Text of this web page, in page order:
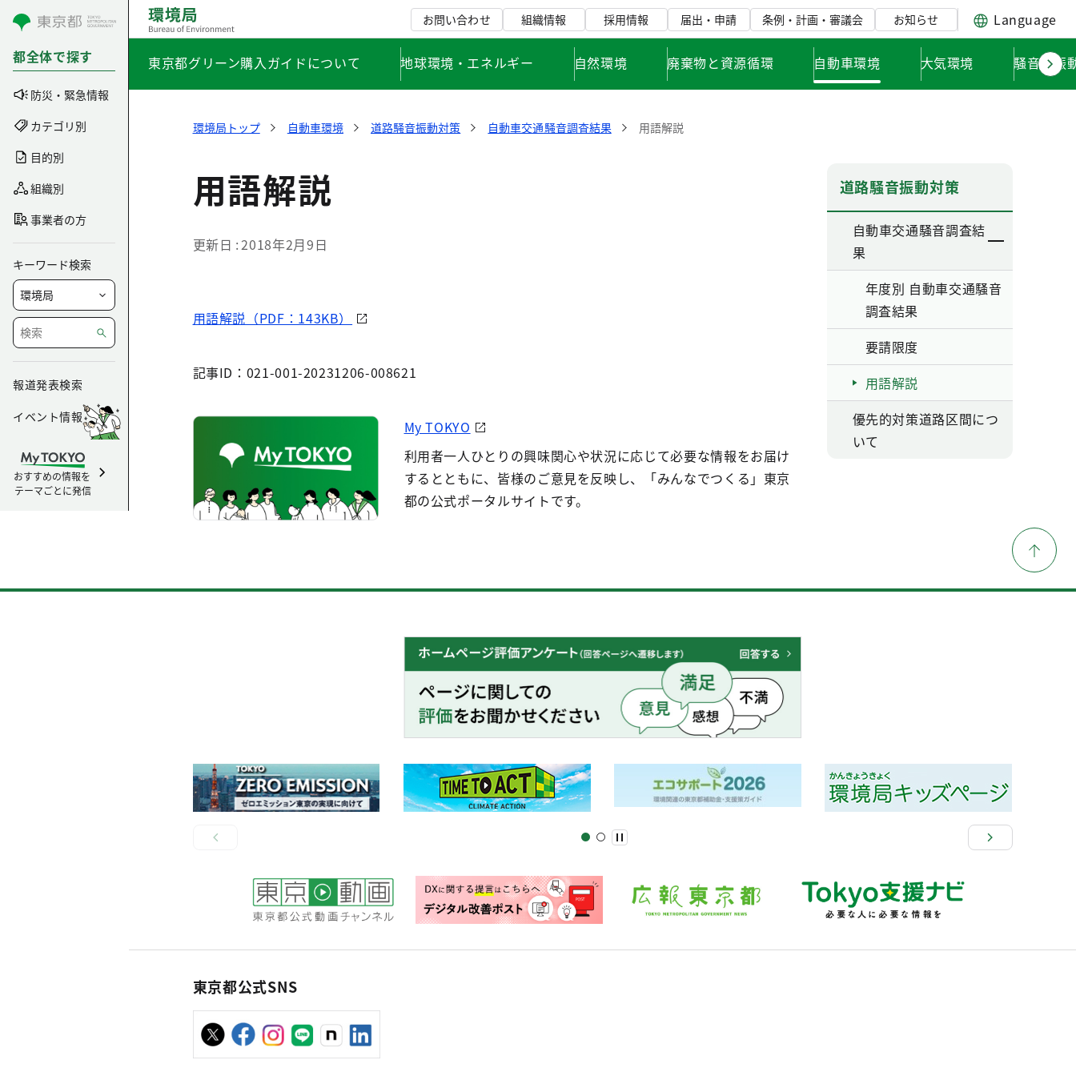
コンテンツにスキップ
都全体で探す
防災・緊急情報
カテゴリ別
目的別
組織別
事業者の方
キーワード検索
報道発表検索
イベント情報
おすすめの情報を
テーマごとに発信
お問い合わせ 組織情報 採用情報 届出・申請 条例・計画・審議会 お知らせ Language
東京都グリーン購入ガイドについて 地球環境・エネルギー 自然環境 廃棄物と資源循環 自動車環境 大気環境 騒音・振
環境局トップ 自動車環境 道路騒音振動対策 自動車交通騒音調査結果 用語解説
用語解説
更新日 2018年2月9日
用語解説（PDF：143KB）
記事ID：021-001-20231206-008621
My TOKYO
利用者一人ひとりの興味関心や状況に応じて必要な情報をお届け
するとともに、皆様のご意見を反映し、「みんなでつくる」東京
都の公式ポータルサイトです。
道路騒音振動対策
自動車交通騒音調査結
果
年度別 自動車交通騒音
調査結果
要請限度
用語解説
優先的対策道路区間につ
いて
東京都公式SNS